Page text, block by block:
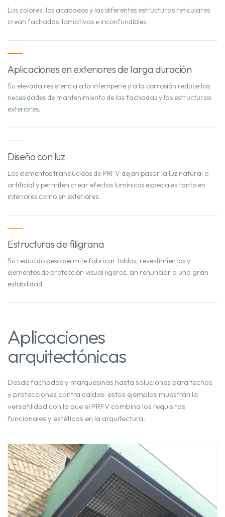
Los colores, los acabados y las diferentes estructuras reticulares
crean fachadas llamativas e inconfundibles.
Aplicaciones en exteriores de larga duración
Su elevada resistencia a la intemperie y a la corrosión reduce las
necesidades de mantenimiento de las fachadas y las estructuras
exteriores.
Diseño con luz
Los elementos translúcidos de PRFV dejan pasar la luz natural o
artificial y permiten crear efectos lumínicos especiales tanto en
interiores como en exteriores.
Estructuras de filigrana
Su reducido peso permite fabricar toldos, revestimientos y
elementos de protección visual ligeros, sin renunciar a una gran
estabilidad.
Aplicaciones
arquitectónicas
Desde fachadas y marquesinas hasta soluciones para techos
y protecciones contra caídas: estos ejemplos muestran la
versatilidad con la que el PRFV combina los requisitos
funcionales y estéticos en la arquitectura.